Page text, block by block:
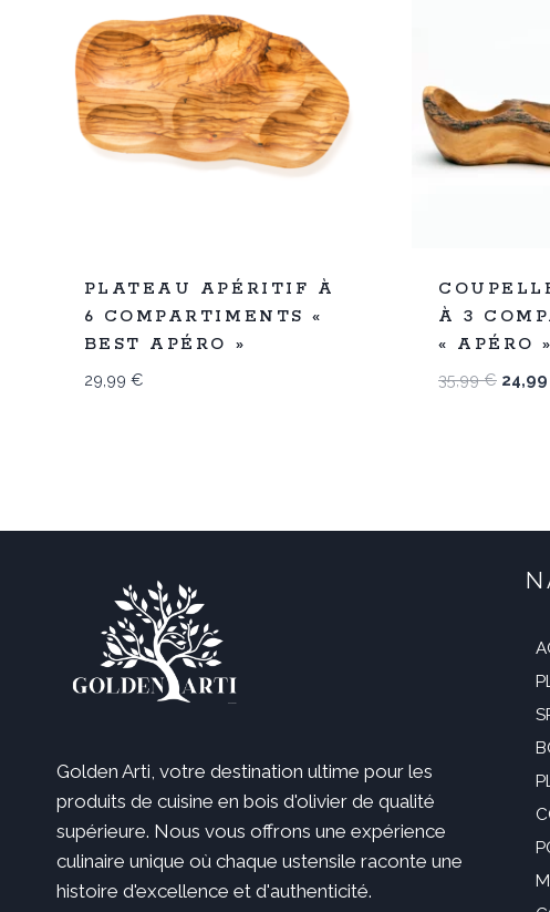
Promo
PLATEAU APÉRITIF À
6 COMPARTIMENTS «
BEST APÉRO »
29,99 €
-
31
À 3
« APÉRO »
35,99€ Le
24,99
Golden Arti, votre destination ultime pour les
produits de cuisine en bois d'olivier de qualité
supérieure. Nous vous offrons une expérience
culinaire unique où chaque ustensile raconte une
histoire d'excellence et d'authenticité.